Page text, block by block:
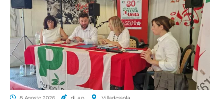
8 Agosto 2026 di a.p. Villadossola